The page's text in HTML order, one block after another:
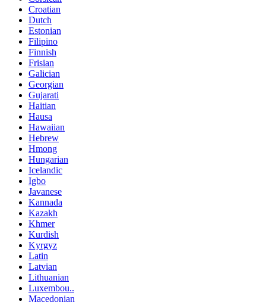
Croatian
Dutch
Estonian
Filipino
Finnish
Frisian
Galician
Georgian
Gujarati
Haitian
Hausa
Hawaiian
Hebrew
Hmong
Hungarian
Icelandic
Igbo
Javanese
Kannada
Kazakh
Khmer
Kurdish
Kyrgyz
Latin
Latvian
Lithuanian
Luxembou..
Macedonian